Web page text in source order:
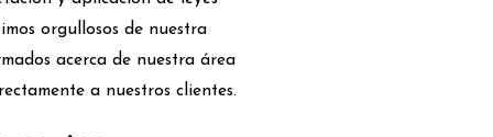
orgullosos de nuestra
acerca de nuestra área
a nuestros clientes.